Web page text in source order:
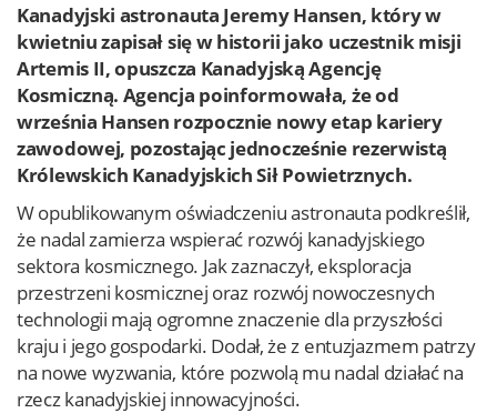
Kanadyjski astronauta Jeremy Hansen, który w
kwietniu zapisał się w historii jako uczestnik misji
Artemis II, opuszcza Kanadyjską Agencję
Kosmiczną. Agencja poinformowała, że od
września Hansen rozpocznie nowy etap kariery
zawodowej, pozostając jednocześnie rezerwistą
Królewskich Kanadyjskich Sił Powietrznych.
W opublikowanym oświadczeniu astronauta podkreślił,
że nadal zamierza wspierać rozwój kanadyjskiego
sektora kosmicznego. Jak zaznaczył, eksploracja
przestrzeni kosmicznej oraz rozwój nowoczesnych
technologii mają ogromne znaczenie dla przyszłości
kraju i jego gospodarki. Dodał, że z entuzjazmem patrzy
na nowe wyzwania, które pozwolą mu nadal działać na
rzecz kanadyjskiej innowacyjności.